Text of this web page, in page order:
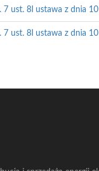
ust. 8l ustawa z dnia
ust. 8l ustawa z dnia